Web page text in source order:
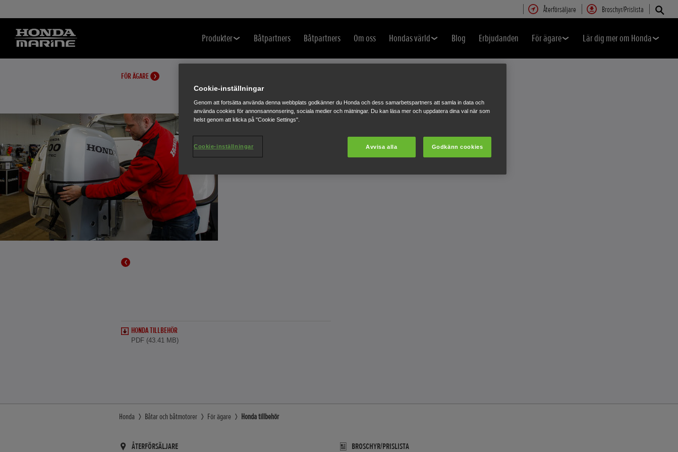
Återförsäljare Broschyr/Prislista
Produkter Båtpartners Båtpartners Om oss Hondas värld Blog Erbjudanden För ägare Lär dig mer om Honda
FÖR ÄGARE
TILLBEHÖR
HONDA TILLBEHÖR
PDF (43.41 MB)
Honda Båtar och båtmotorer För ägare Honda tillbehör
ÅTERFÖRSÄLJARE BROSCHYR/PRISLISTA
Cookie-inställningar
Genom att fortsätta använda denna webbplats godkänner du Honda och dess samarbetspartners att samla in data och
använda cookies för annonsannonsering, sociala medier och mätningar. Du kan läsa mer och uppdatera dina val när som
helst genom att klicka på "Cookie Settings".
Avvisa alla Godkänn cookies
Cookie-inställningar